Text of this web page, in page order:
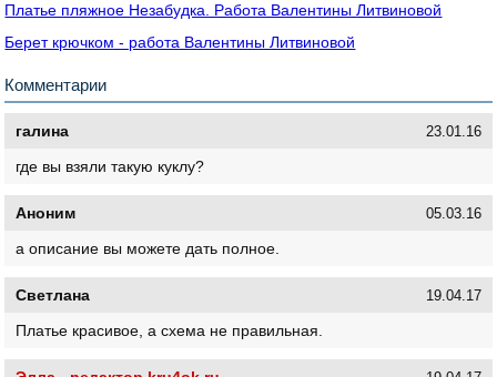
Платье пляжное Незабудка. Работа Валентины Литвиновой
Берет крючком - работа Валентины Литвиновой
Комментарии
галина 23.01.16
где вы взяли такую куклу?
Аноним 05.03.16
а описание вы можете дать полное.
Светлана 19.04.17
Платье красивое, а схема не правильная.